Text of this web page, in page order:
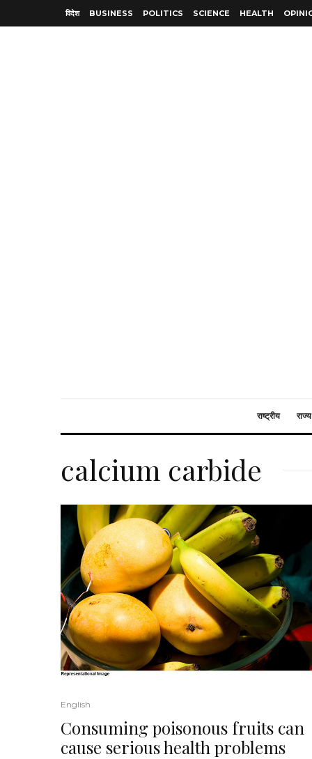
विदेश BUSINESS POLITICS SCIENCE HEALTH
राष्ट्रीय राज्य
calcium carbide
English
Consuming poisonous fruits can
cause serious health problems